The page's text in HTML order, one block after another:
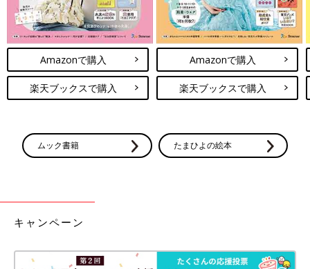
Amazonで購入
楽天ブックスで購入
Amazonで購入
楽天ブックスで購入
ムック書籍 たまひよの絵本
キャンペーン